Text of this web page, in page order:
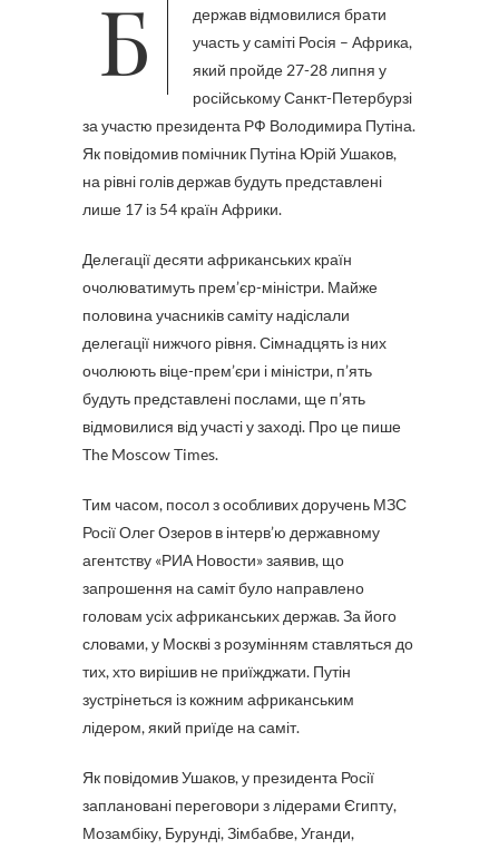
Більшість лідерів африканських
держав відмовилися брати
участь у саміті Росія – Африка,
який пройде 27-28 липня у
російському Санкт-Петербурзі
за участю президента РФ Володимира Путіна.
Як повідомив помічник Путіна Юрій Ушаков,
на рівні голів держав будуть представлені
лише 17 із 54 країн Африки.
Делегації десяти африканських країн
очолюватимуть прем’єр-міністри. Майже
половина учасників саміту надіслали
делегації нижчого рівня. Сімнадцять із них
очолюють віце-прем’єри і міністри, п’ять
будуть представлені послами, ще п’ять
відмовилися від участі у заході. Про це пише
The Moscow Times.
Тим часом, посол з особливих доручень МЗС
Росії Олег Озеров в інтерв’ю державному
агентству «РИА Новости» заявив, що
запрошення на саміт було направлено
головам усіх африканських держав. За його
словами, у Москві з розумінням ставляться до
тих, хто вирішив не приїжджати. Путін
зустрінеться із кожним африканським
лідером, який приїде на саміт.
Як повідомив Ушаков, у президента Росії
заплановані переговори з лідерами Єгипту,
Мозамбіку, Бурунді, Зімбабве, Уганди,